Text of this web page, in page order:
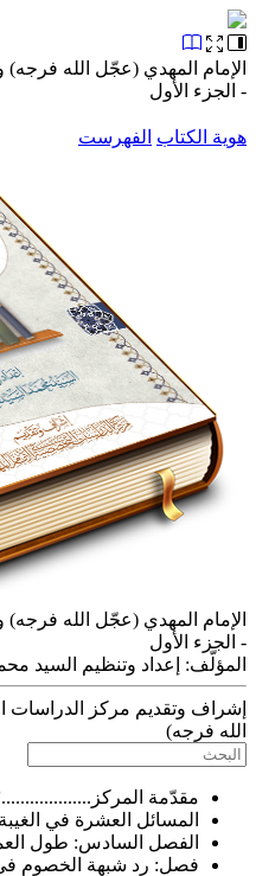
المهدي (عجّل الله فرجه)
الأول
الفهرست
المهدي (عجّل الله فرجه)
الأول
إعداد وتنظيم السيد محمد
وتقديم مركز الدراسات
مقدّمة المركز...................٣
المسائل العشرة في الغيبة -
الفصل السادس: طول
فصل: رد شبهة الخصوم في